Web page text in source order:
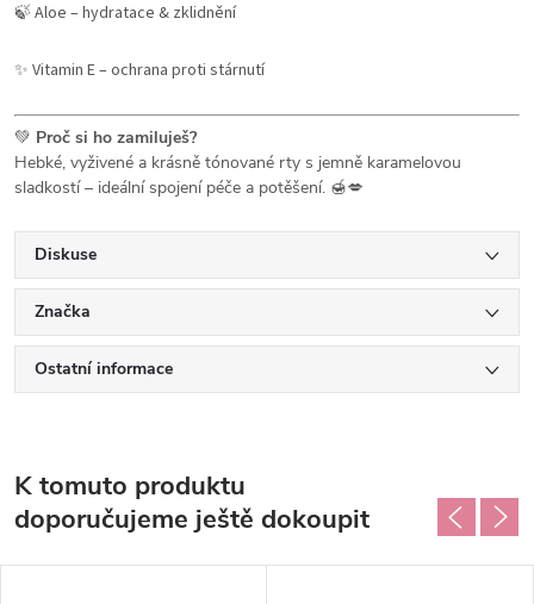
🍃 Aloe – hydratace & zklidnění
✨ Vitamin E – ochrana proti stárnutí
💚 Proč si ho zamiluješ?
Hebké, vyživené a krásně tónované rty s jemně karamelovou
sladkostí – ideální spojení péče a potěšení. 🍯💋
Diskuse
Značka
Ostatní informace
K tomuto produktu
doporučujeme ještě dokoupit